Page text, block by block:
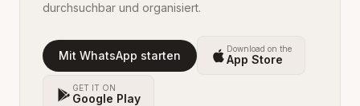
durchsuchbar und organisiert.
Mit WhatsApp starten Download on the
App Store
GET IT ON
Google Play